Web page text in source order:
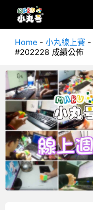
Home - 小丸線上賽 -
#202228 成績公佈